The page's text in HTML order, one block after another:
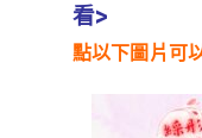
看>
點以下圖片可